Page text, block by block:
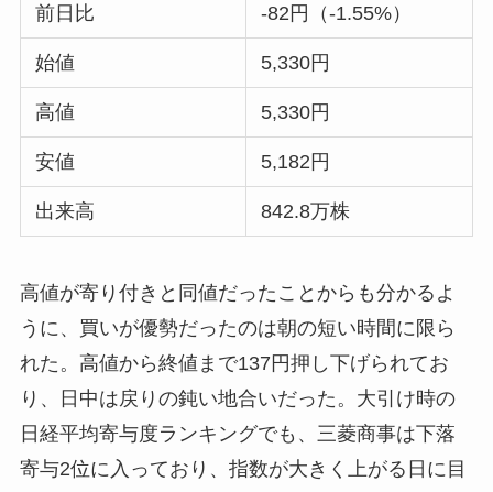
前日比 -82円（-1.55%）
始値 5,330円
高値 5,330円
安値 5,182円
出来高 842.8万株
高値が寄り付きと同値だったことからも分かるよ
うに、買いが優勢だったのは朝の短い時間に限ら
れた。高値から終値まで137円押し下げられてお
り、日中は戻りの鈍い地合いだった。大引け時の
日経平均寄与度ランキングでも、三菱商事は下落
寄与2位に入っており、指数が大きく上がる日に目